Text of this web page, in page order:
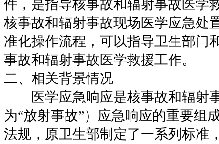
件，是指导核事故和辐射事故医学
核事故和辐射事故现场医学应急处
准化操作流程，可以指导卫生部门
事故和辐射事故医学救援工作。
二、相关背景情况
医学应急响应是核事故和辐射事
为“放射事故”）应急响应的重要组
法规，原卫生部制定了一系列标准